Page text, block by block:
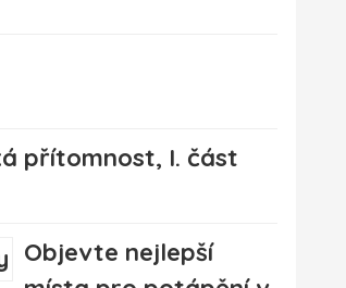
přítomnost, I. část
Objevte nejlepší